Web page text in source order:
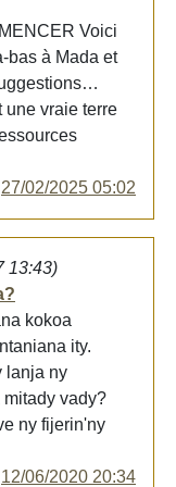
Voici
bas à Mada et
une vraie terre
27/02/2025 05:02
13:43)
kokoa
ity.
lanja ny
vady?
ny fijerin'ny
12/06/2020 20:34